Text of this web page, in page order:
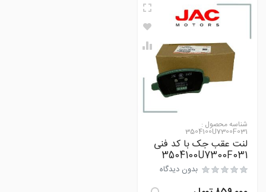
شناسه محصول :
3504100U7300F031
لنت عقب جک با کد فنی
3504100U7300F031
بدون دیدگاه